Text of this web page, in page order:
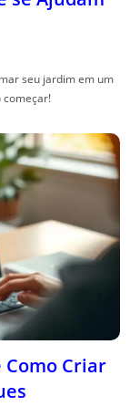
seu jardim em um
começar!
Como Criar